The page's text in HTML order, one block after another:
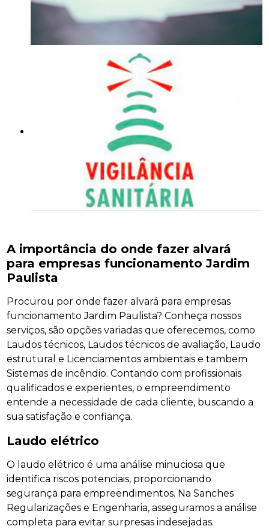
A importância do onde fazer alvará
para empresas funcionamento Jardim
Paulista
Procurou por onde fazer alvará para empresas
funcionamento Jardim Paulista? Conheça nossos
serviços, são opções variadas que oferecemos, como
Laudos técnicos, Laudos técnicos de avaliação, Laudo
estrutural e Licenciamentos ambientais e tambem
Sistemas de incêndio. Contando com profissionais
qualificados e experientes, o empreendimento
entende a necessidade de cada cliente, buscando a
sua satisfação e confiança.
Laudo elétrico
O laudo elétrico é uma análise minuciosa que
identifica riscos potenciais, proporcionando
segurança para empreendimentos. Na Sanches
Regularizações e Engenharia, asseguramos a análise
completa para evitar surpresas indesejadas.